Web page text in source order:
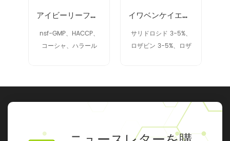
アイビーリーフエキス
nsf-GMP、HACCP、
コーシャ、ハラール
イワベンケイエキス 97404-52-9
サリドロシド 3-5%、
ロザビン 3-5%、ロザ